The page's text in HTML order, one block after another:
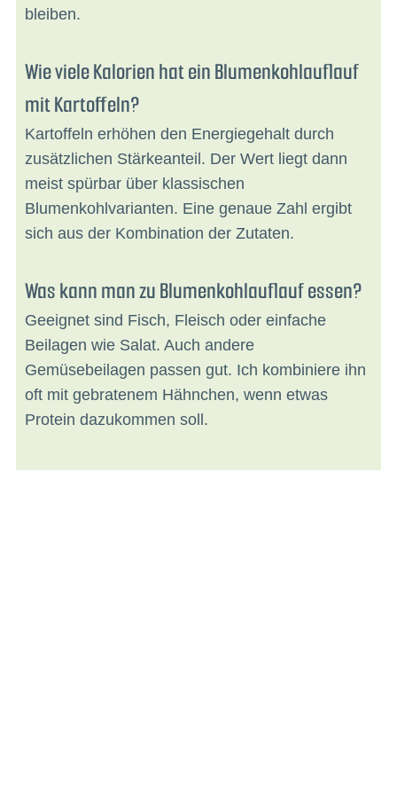
bleiben.
Wie viele Kalorien hat ein Blumenkohlauflauf
mit Kartoffeln?
Kartoffeln erhöhen den Energiegehalt durch
zusätzlichen Stärkeanteil. Der Wert liegt dann
meist spürbar über klassischen
Blumenkohlvarianten. Eine genaue Zahl ergibt
sich aus der Kombination der Zutaten.
Was kann man zu Blumenkohlauflauf essen?
Geeignet sind Fisch, Fleisch oder einfache
Beilagen wie Salat. Auch andere
Gemüsebeilagen passen gut. Ich kombiniere ihn
oft mit gebratenem Hähnchen, wenn etwas
Protein dazukommen soll.